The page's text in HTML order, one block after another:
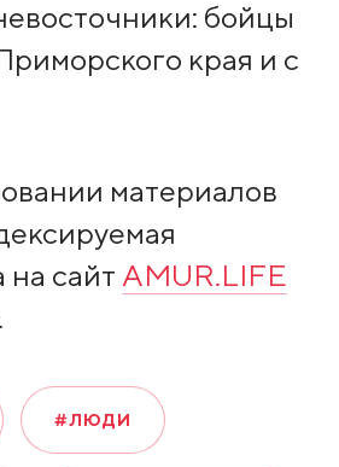
бойцы
края и с
материалов
на сайт AMUR.LIFE
#ЛЮДИ